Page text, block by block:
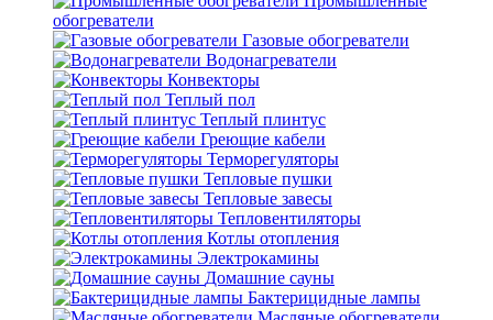
обогреватели
Газовые обогреватели
Водонагреватели
Конвекторы
Теплый пол
Теплый плинтус
Греющие кабели
Терморегуляторы
Тепловые пушки
Тепловые завесы
Тепловентиляторы
Котлы отопления
Электрокамины
Домашние сауны
Бактерицидные лампы